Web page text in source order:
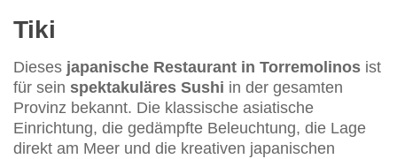
Tiki
Dieses japanische Restaurant in Torremolinos ist
für sein spektakuläres Sushi in der gesamten
Provinz bekannt. Die klassische asiatische
Einrichtung, die gedämpfte Beleuchtung, die Lage
direkt am Meer und die kreativen japanischen